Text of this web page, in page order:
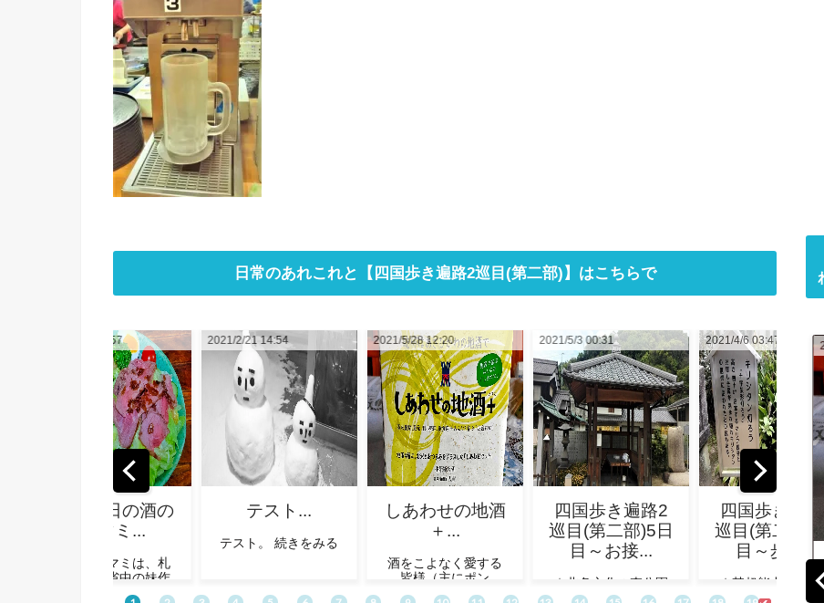
日常のあれこれと【四国歩き遍路2巡目(第二部)】はこちらで
2021/5/28 12:20
しあわせの地酒
酒）！ 「しあわせの
2021/5/3 00:31
四国歩き遍路2
巡目(第二部)5日
★北条文化の森公園
の東屋にて起床！
2021/4/6 03:47
四国歩き遍路2
巡目(第二部)4日
目～歩き...
★某超能力の宿にて
起床！ 4/28 続きをみ
2021/3/26 10:07
四国歩き遍路2
巡目(第二部)3
目～松山...
★某超能力の宿に
起床！ 4/27 続きを
2021/2/21 14:54
テスト...
テスト。 続きをみる
2021/5/28 12:20
しあわせの地酒＋...
酒をこよなく愛する皆様（主にポン酒）！